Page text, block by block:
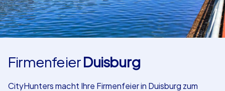
Anlässe
FirmenfeierDuisburg
CityHunters macht Ihre Firmenfeier in Duisburg zum